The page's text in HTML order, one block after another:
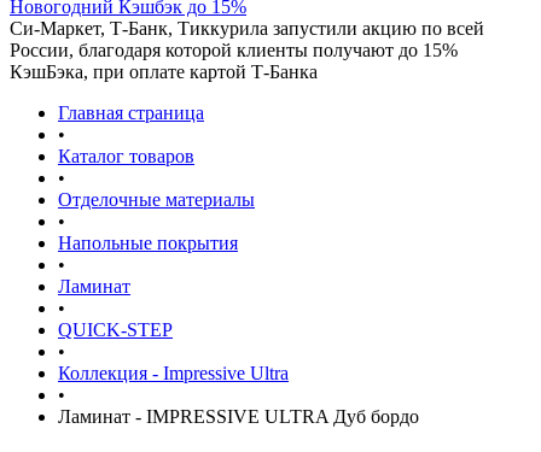
Новогодний Кэшбэк до 15%
Си-Маркет, Т-Банк, Тиккурила запустили акцию по всей
России, благодаря которой клиенты получают до 15%
КэшБэка, при оплате картой Т-Банка
Главная страница
•
Каталог товаров
•
Отделочные материалы
•
Напольные покрытия
•
Ламинат
•
QUICK-STEP
•
Коллекция - Impressive Ultra
•
Ламинат - IMPRESSIVE ULTRA Дуб бордо